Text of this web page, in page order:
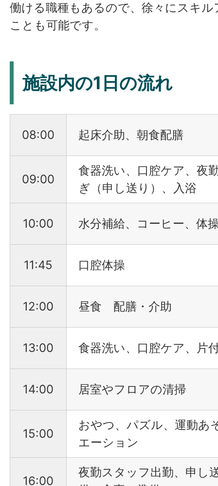
働ける職種もあるので、徐々にスキ
ことも可能です。
施設内の1日の流れ
08:00 起床介助、朝食配膳
09:00
食器洗い、口腔ケア、夜
ぎ（申し送り）、入浴
10:00 水分補給、コーヒー、体
11:45 口腔体操
12:00 昼食 配膳・介助
13:00 食器洗い、口腔ケア、片
14:00 居室やフロアの清掃
15:00
おやつ、パズル、運動あ
エーション
16:00
夜勤スタッフ出勤、申し